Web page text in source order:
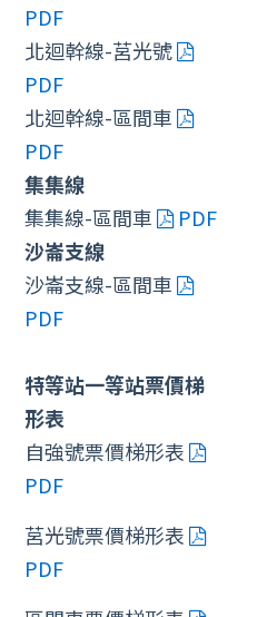
PDF
北迴幹線-莒光號
PDF
北迴幹線-區間車
PDF
集集線
集集線-區間車
PDF
沙崙支線
沙崙支線-區間車
PDF
特等站一等站票價梯
形表
自強號票價梯形表
PDF
莒光號票價梯形表
PDF